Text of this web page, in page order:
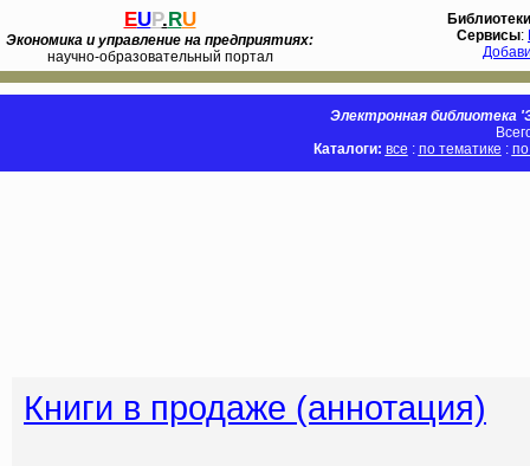
EUP.RU
Экономика и управление на предприятиях:
научно-образовательный портал
Библиотеки
Сервисы:
Электронная библиотека
Каталоги: все : по тематике :
Книги в продаже (аннотация)